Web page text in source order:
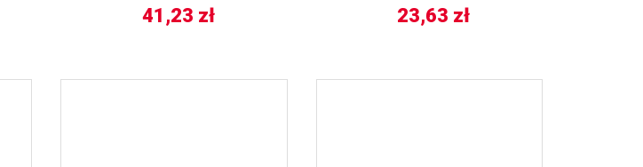
41,23 zł 23,63 zł